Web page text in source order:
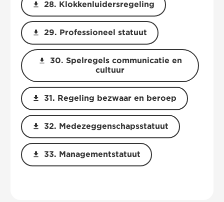
download 28. Klokkenluidersregeling
download 29. Professioneel statuut
download
30. Spelregels communicatie en
cultuur
download 31. Regeling bezwaar en beroep
download 32. Medezeggenschapsstatuut
download 33. Managementstatuut